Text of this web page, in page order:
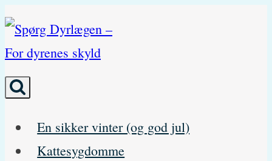
Skip
content
En sikker vinter (og god jul)
Kattesygdomme